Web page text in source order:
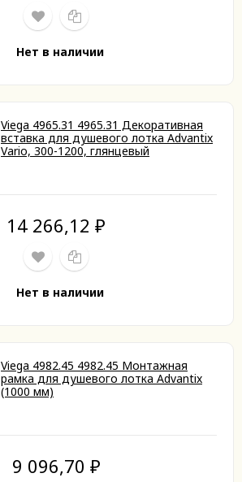
Нет в наличии
Viega 4965.31 4965.31 Декоративная
вставка для душевого лотка Advantix
Vario, 300-1200, глянцевый
14 266,12 ₽
Нет в наличии
Viega 4982.45 4982.45 Монтажная
рамка для душевого лотка Advantix
(1000 мм)
9 096,70 ₽